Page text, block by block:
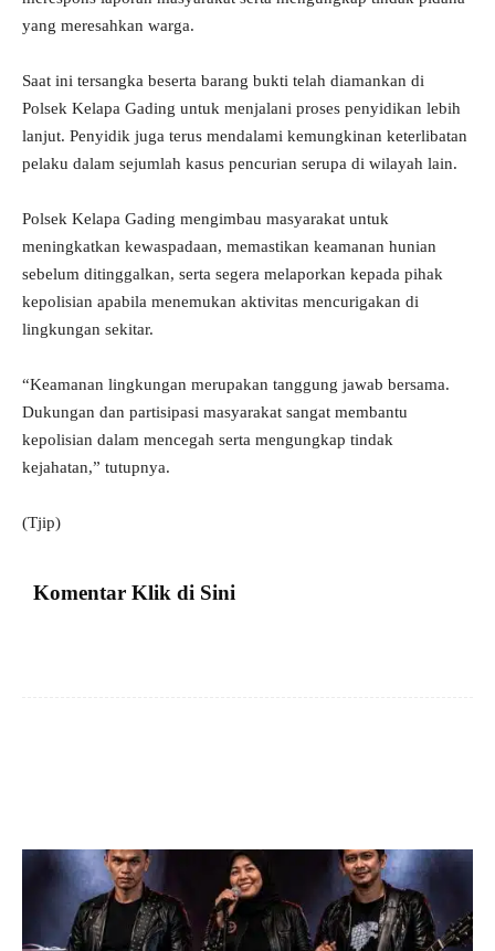
yang meresahkan warga.
Saat ini tersangka beserta barang bukti telah diamankan di
Polsek Kelapa Gading untuk menjalani proses penyidikan lebih
lanjut. Penyidik juga terus mendalami kemungkinan keterlibatan
pelaku dalam sejumlah kasus pencurian serupa di wilayah lain.
Polsek Kelapa Gading mengimbau masyarakat untuk
meningkatkan kewaspadaan, memastikan keamanan hunian
sebelum ditinggalkan, serta segera melaporkan kepada pihak
kepolisian apabila menemukan aktivitas mencurigakan di
lingkungan sekitar.
“Keamanan lingkungan merupakan tanggung jawab bersama.
Dukungan dan partisipasi masyarakat sangat membantu
kepolisian dalam mencegah serta mengungkap tindak
kejahatan,” tutupnya.
(Tjip)
Komentar Klik di Sini